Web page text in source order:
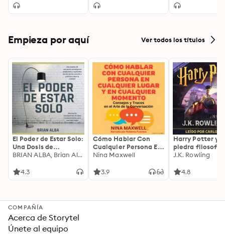
from the bestselling
Sisters series
Empieza por aquí Ver todos los títulos
El Poder de Estar Solo:
Una Dosis de
Motivación
Ideas Revolucionarias
BRIAN ALBA, Brian Alba
4.3
Cómo Hablar Con
Cualquier Persona En
Cualquier Lugar Y En
Nina Maxwell
3.9
Harry Potter y
piedra filosofal
J.K. Rowling
4.8
COMPAÑÍA
Acerca de Storytel
Únete al equipo